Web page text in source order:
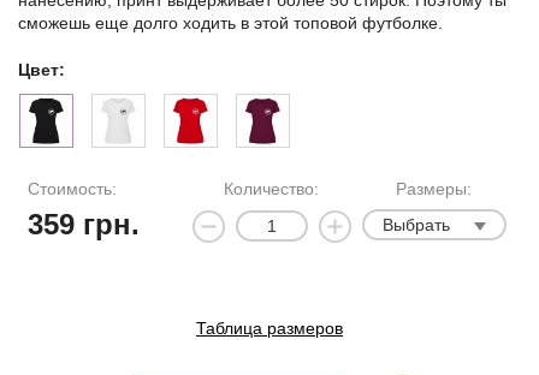
сможешь еще долго ходить в этой топовой футболке.
Цвет:
Стоимость:
359грн.
Количество:
Размеры:
Выбрать
Таблица размеров